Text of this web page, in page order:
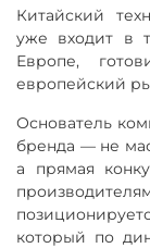
Китайский
уже входит в
Европе,
европейский
Основатель
бренда — не
а прямая
который по